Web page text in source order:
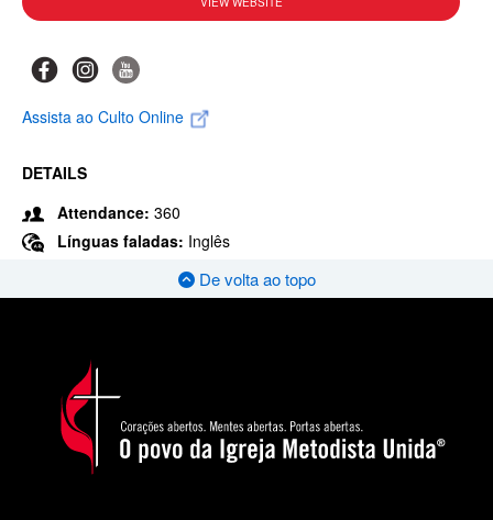
Assista ao Culto Online
DETAILS
Attendance: 360
Línguas faladas: Inglês
De volta ao topo